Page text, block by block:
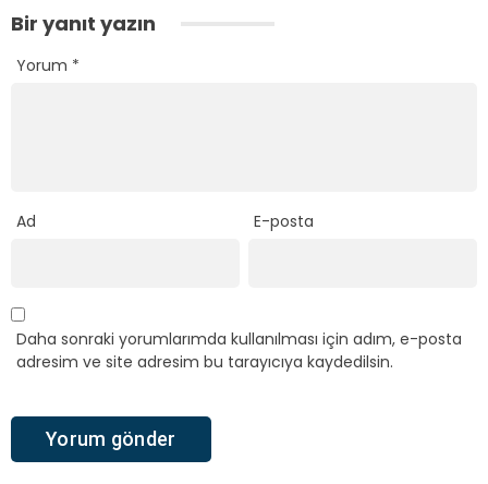
Bir yanıt yazın
Yorum *
Ad E-posta
Daha sonraki yorumlarımda kullanılması için adım, e-posta
adresim ve site adresim bu tarayıcıya kaydedilsin.